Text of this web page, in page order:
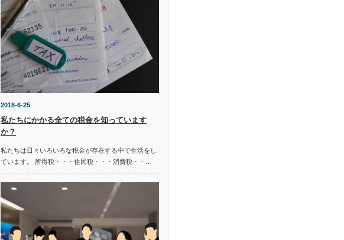
2018-6-25
私たちにかかる全ての税金を知っています
か？
私たちは日々いろいろな税金が存在する中で生活をし
ています。 所得税・・・住民税・・・消費税・・…